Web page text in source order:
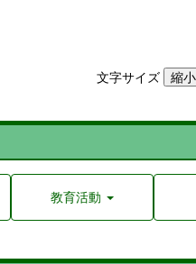
文字サイズ
教育活動